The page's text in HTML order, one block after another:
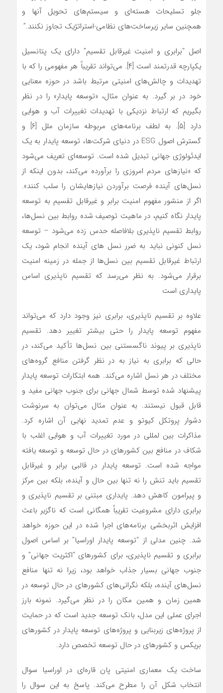
جلو تسلیحات هسته‌ای و سیستم‌های تحویل آنها و
همچنین سایر زیرساخت‌های نظامی-استراتژیک تجاوز نکنند.”
اصل “برابری و امنیت غیرقابل تقسیم” دارای یک پتانسیل
یکپارچه قدرتمند است [۴]. می‌تواند تقریباً هر مفهومی را که با
تهدیدات و چالش‌های امنیتی مرتبط باشد در حوزه معنایی
خود در بر گیرد. به عنوان مثال، «توسعه پایدار» را در نظر
بگیریم که ارتباط نزدیکی با تهدیدات تغییرات آب و هوایی
دارد [۵]. به لطف برنامه‌های مربوطه سازمان ملل [۶] و
گسترش اصول ESG در دنیای شرکت‌ها، توسعه پایدار به یک
ایدئولوژی جهانی تبدیل شده است. توسعه‌ای تعریف می‌شود
که «نیازهای مردم امروزی را برآورده می‌کند، بدون اینکه از
نسل‌های آینده فرصت برآوردن نیازهایشان را سلب کنند».
اگر از منشور مفهوم امنیت برابر و غیرقابل تقسیم به توسعه
پایدار نگاه کنیم، در ماهیت توصیف شده روابط بین نسل‌ها،
روابط تقسیم ناپذیری بلافاصله حدس زده می‌شود – توسعه
نسل کنونی نباید به ضرر نسل های آینده انجام شود، یک
ارتباط غیرقابل تقسیم بین نسل‌ها از جمله در زمینه امنیت
برقرار می‌شود. به نظر می‌رسد که تقسیم ناپذیری اساس
پایداری است
علاوه بر تقسیم ناپذیری، برابری نیز وجود دارد که می‌تواند
مفهوم توسعه پایدار را حتی بیشتر تغییر دهد. تقسیم
ناپذیری بر پیوند ناگسستنی بین نسل‌ها تأکید می‌کند، در
حالی که برابری به نیاز به در نظر گرفتن منافع گروه‌های
مختلف در هر نسل اشاره می‌کند. همه ابتکارات توسعه پایدار
پیشنهاد شده توسط شمال جهانی برای جنوب جهانی مفید و
قابل قبول نیستند. به عنوان مثال می‌توان به سرنوشت
دشوار پروتکل کیوتو و عدم تمدید نهایی آن اشاره کرد.
مذاکرات بین ‌لمللی در مورد تغییرات آب و هوایی اغلب با
شکاف در منافع بین کشورهای در حال توسعه و توسعه یافته
مواجه شده است. توسعه پایدار در قالبی برابر و غیرقابل
تقسیم باید تنش را نه تنها بین حال و آینده، بلکه بین مرکز
و پیرامون کاهش دهد. پایداری مبتنی بر تقسیم ناپذیری و
برابری دارای مشروعیت تقریباً همگانی است که ناگزیر باعث
افزایش اثربخشی برنامه‌های اجرا شده در این حوزه خواهد
شد. چنین مدلی از “توسعه پایدار اوراسیا” بر اساس اصول
برابری و تقسیم ناپذیری، برای کشورهای “اکثریت جهانی” و
جنوب جهانی بسیار جذاب خواهد بود، زیرا نه تنها منافع
نسل‌های آینده، بلکه نگرانی‌های کشورهای در حال توسعه در
همین زمان و همین مکان را در نظر می‌گیرد. نمونه بارز
اجرای عملی این مدل، بانک توسعه جدید است که در حمایت
از پروژه‌های زیربنایی و پروژه‌های توسعه پایدار در کشورهای
بریکس و کشورهای در حال توسعه تخصص دارد.
ساخت یک معماری امنیتی پان قاره‌ای در اوراسیا سوال
انتخاب شکل آن را مطرح می‌کند. پاسخ به این سوال را